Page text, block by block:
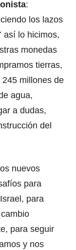
:
los lazos
así lo hicimos,
monedas
tierras,
millones de
agua,
a dudas,
del
nuevos
para
para
para seguir
y nos